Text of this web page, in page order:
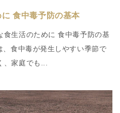
食中毒予防の基本
生活のために 食中毒予防の基
食中毒が発生しやすい季節で
家庭でも...